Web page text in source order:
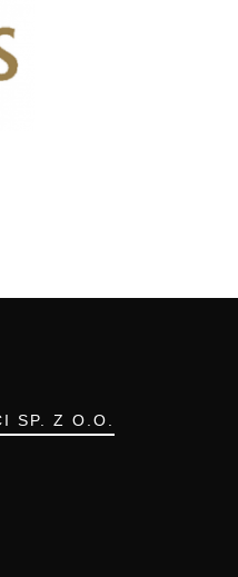
SP. Z O.O.